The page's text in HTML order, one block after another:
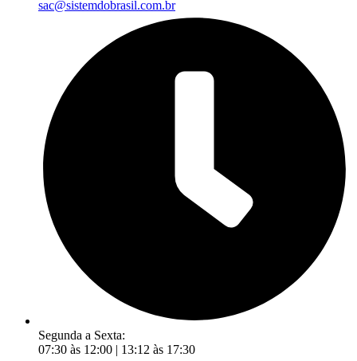
sac@sistemdobrasil.com.br
Segunda a Sexta:
07:30 às 12:00 | 13:12 às 17:30